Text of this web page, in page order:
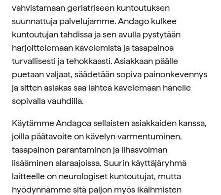
vahvistamaan geriatriseen kuntoutuksen
suunnattuja palvelujamme.Andago kulkee
kuntoutujan tahdissa ja sen avulla pystytään
harjoittelemaan kävelemistä ja tasapainoa
turvallisesti ja tehokkaasti. Asiakkaan päälle
puetaan valjaat, säädetään sopiva painonkevennys
ja sitten asiakas saa lähteä kävelemään hänelle
sopivalla vauhdilla.
Käytämme Andagoa sellaisten asiakkaiden kanssa,
joilla päätavoite on kävelyn varmentuminen,
tasapainon parantaminen ja lihasvoiman
lisääminen alaraajoissa. Suurin käyttäjäryhmä
laitteelle on neurologiset kuntoutujat, mutta
hyödynnämme sitä paljon myös ikäihmisten